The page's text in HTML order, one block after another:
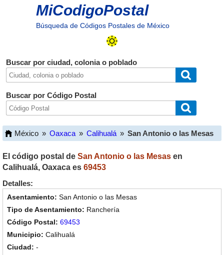
MiCodigoPostal
Búsqueda de Códigos Postales de México
Buscar por ciudad, colonia o poblado
Buscar por Código Postal
México » Oaxaca » Calihualá » San Antonio o las Mesas
El código postal de San Antonio o las Mesas en
Calihualá, Oaxaca es 69453
Detalles:
San Antonio o las Mesas
Ranchería
69453
Calihualá
-